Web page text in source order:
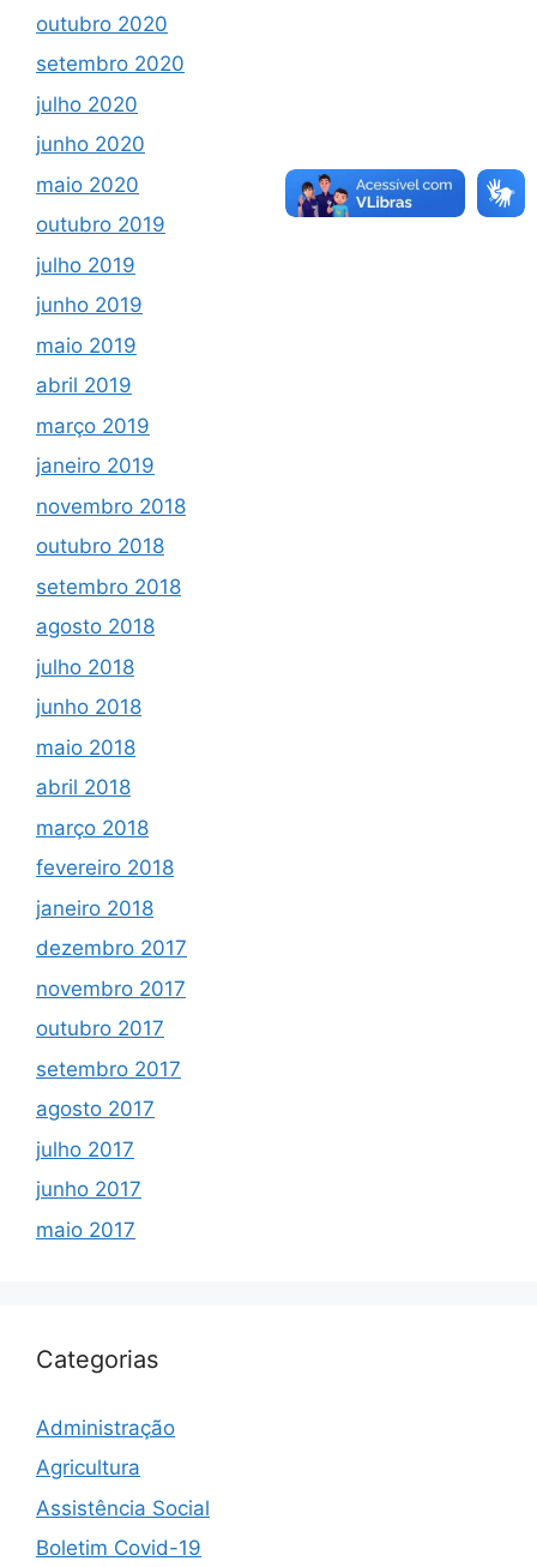
outubro 2020
setembro 2020
julho 2020
junho 2020
maio 2020
outubro 2019
julho 2019
junho 2019
maio 2019
abril 2019
março 2019
janeiro 2019
novembro 2018
outubro 2018
setembro 2018
agosto 2018
julho 2018
junho 2018
maio 2018
abril 2018
março 2018
fevereiro 2018
janeiro 2018
dezembro 2017
novembro 2017
outubro 2017
setembro 2017
agosto 2017
julho 2017
junho 2017
maio 2017
Categorias
Administração
Agricultura
Assistência Social
Boletim Covid-19